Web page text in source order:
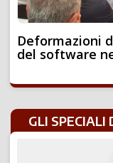
Deformazioni
del software
GLI SPECIALI